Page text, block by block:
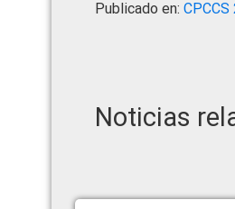
Publicado en: CPCCS
Noticias